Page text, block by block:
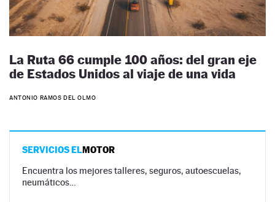
La Ruta 66 cumple 100 años: del gran eje
de Estados Unidos al viaje de una vida
ANTONIO RAMOS DEL OLMO
SERVICIOS ELMOTOR
Encuentra los mejores talleres, seguros, autoescuelas,
neumáticos…